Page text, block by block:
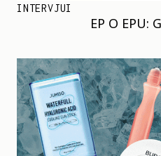
INTERVJUI
EP O EPU: